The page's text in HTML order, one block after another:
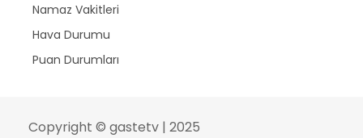
Namaz Vakitleri
Hava Durumu
Puan Durumları
Copyright © gastetv | 2025